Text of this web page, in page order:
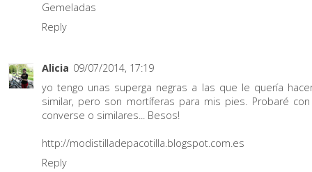
Gemeladas
Reply
Alicia 09/07/2014, 17:19
yo tengo unas superga negras a las que le quería
similar, pero son mortíferas para mis pies. Probaré
converse o similares... Besos!
http://modistilladepacotilla.blogspot.com.es
Reply